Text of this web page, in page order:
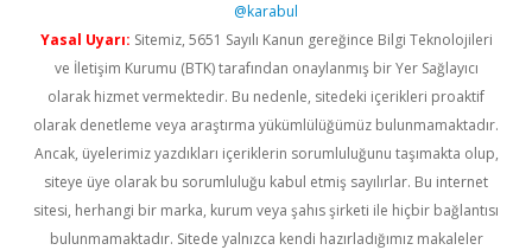
@karabul
Yasal Uyarı: Sitemiz, 5651 Sayılı Kanun gereğince Bilgi Teknolojileri
ve İletişim Kurumu (BTK) tarafından onaylanmış bir Yer Sağlayıcı
olarak hizmet vermektedir. Bu nedenle, sitedeki içerikleri proaktif
olarak denetleme veya araştırma yükümlülüğümüz bulunmamaktadır.
Ancak, üyelerimiz yazdıkları içeriklerin sorumluluğunu taşımakta olup,
siteye üye olarak bu sorumluluğu kabul etmiş sayılırlar. Bu internet
sitesi, herhangi bir marka, kurum veya şahıs şirketi ile hiçbir bağlantısı
bulunmamaktadır. Sitede yalnızca kendi hazırladığımız makaleler